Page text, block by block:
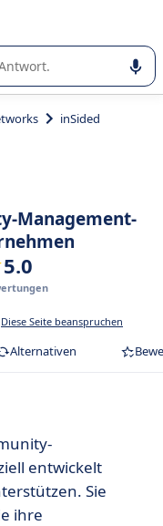
oder Auswahl
inSided
Management-
5.0
Diese Seite beanspruchen
Alternativen
entwickelt
Sie
ihre